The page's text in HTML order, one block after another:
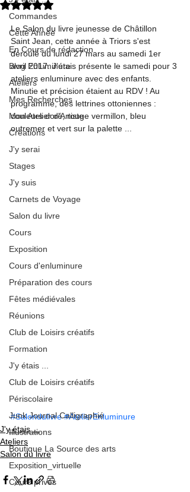
Commandes
Cette Année
En Cours de rédaction
Blog Enluminure
Ateliers
Mes Recherches
Mon Atelier d'Artiste
Créations
J'y serai
Stages
J'y suis
Carnets de Voyage
Salon du livre
Cours
Exposition
Cours d'enluminure
Préparation des cours
Fêtes médiévales
Réunions
Club de Loisirs créatifs
Formation
J'y étais ...
Club de Loisirs créatifs
Périscolaire
Junk Journal Calligraphié
Illustrations
Boutique La Source des arts
Exposition_virtuelle
Cours privés
Noté NaN étoiles sur 5.
Le Salon du livre jeunesse de Châtillon
Saint Jean, cette année à Triors s'est
déroulé du lundi 27 mars au samedi 1er
avril 2017. J'étais présente le samedi pour 3
ateliers enluminure avec des enfants.
Minutie et précision étaient au RDV ! Au
programme, des lettrines ottoniennes :
couleurs doré, rouge vermillon, bleu
outremer et vert sur la palette ...
#Salondulivre #AtelierEnluminure
J'y étais ...
Ateliers
Salon du livre